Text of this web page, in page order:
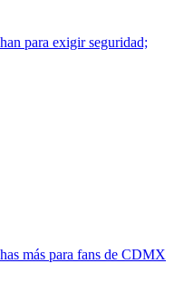
para exigir seguridad;
más para fans de CDMX